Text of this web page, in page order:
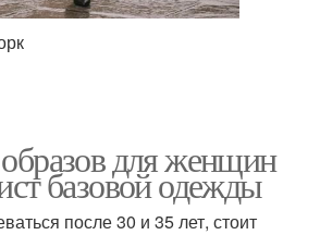
для женщин
базовой одежды
после 30 и 35 лет, стоит